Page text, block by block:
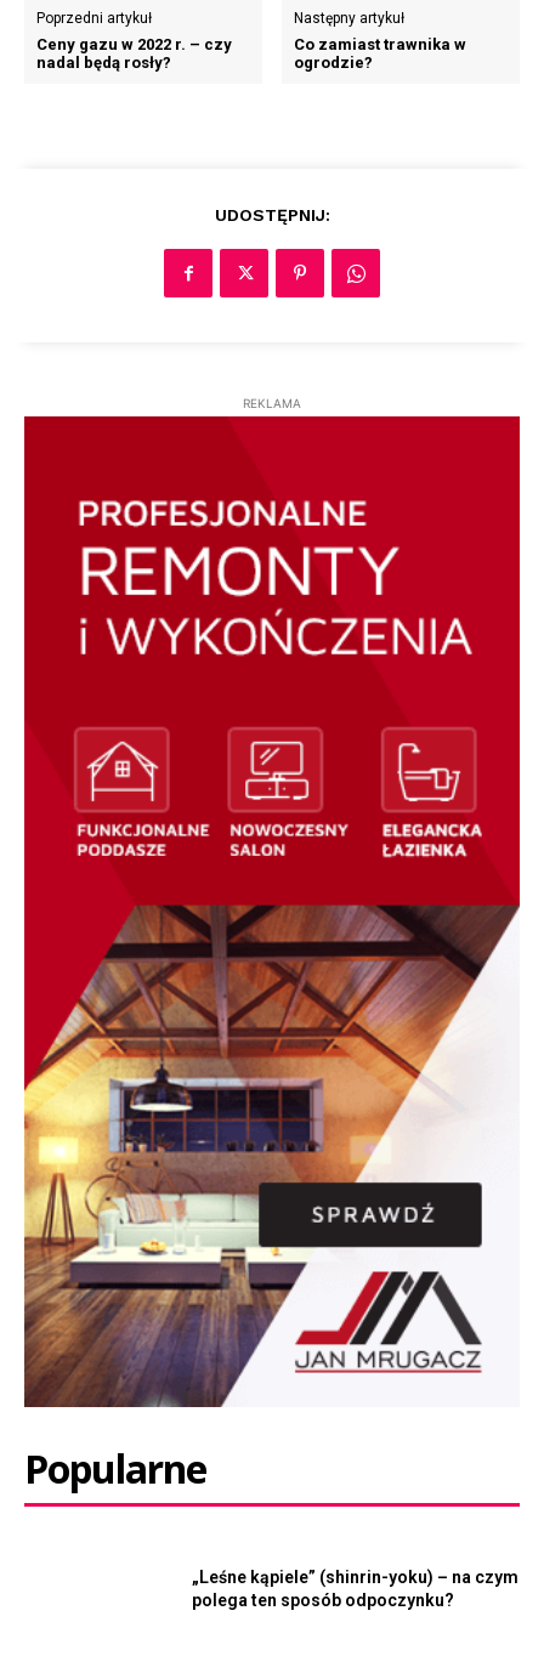
Poprzedni artykuł
Ceny gazu w 2022 r. – czy
nadal będą rosły?
Następny artykuł
Co zamiast trawnika w
ogrodzie?
UDOSTĘPNIJ:
REKLAMA
Popularne
„Leśne kąpiele” (shinrin-yoku) – na czym
polega ten sposób odpoczynku?